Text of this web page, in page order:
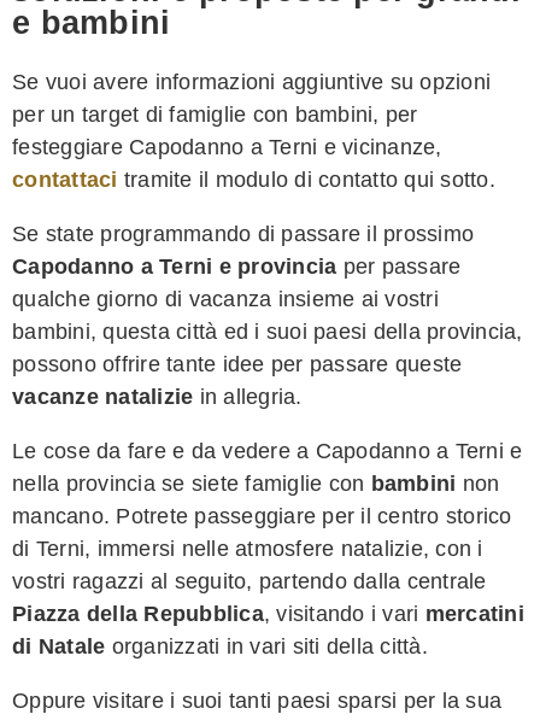
e bambini
Se vuoi avere informazioni aggiuntive su opzioni
per un target di famiglie con bambini, per
festeggiare Capodanno a Terni e vicinanze,
contattaci tramite il modulo di contatto qui sotto.
Se state programmando di passare il prossimo
Capodanno a Terni e provincia per passare
qualche giorno di vacanza insieme ai vostri
bambini, questa città ed i suoi paesi della provincia,
possono offrire tante idee per passare queste
vacanze natalizie in allegria.
Le cose da fare e da vedere a Capodanno a Terni e
nella provincia se siete famiglie con bambini non
mancano. Potrete passeggiare per il centro storico
di Terni, immersi nelle atmosfere natalizie, con i
vostri ragazzi al seguito, partendo dalla centrale
Piazza della Repubblica, visitando i vari mercatini
di Natale organizzati in vari siti della città.
Oppure visitare i suoi tanti paesi sparsi per la sua